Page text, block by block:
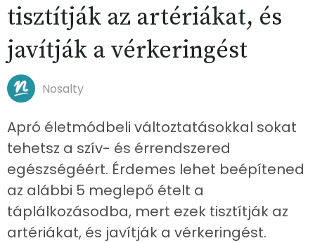
tisztítják az artériákat, és
javítják a vérkeringést
Nosalty
Apró életmódbeli változtatásokkal sokat
tehetsz a szív- és érrendszered
egészségéért. Érdemes lehet beépítened
az alábbi 5 meglepő ételt a
táplálkozásodba, mert ezek tisztítják az
artériákat, és javítják a vérkeringést.